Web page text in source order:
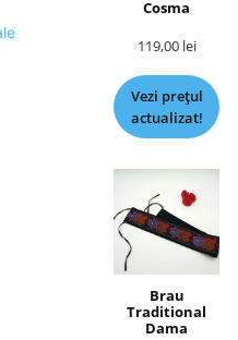
Cosma
119,00 lei
Vezi prețul
actualizat!
Brau
Traditional
Dama